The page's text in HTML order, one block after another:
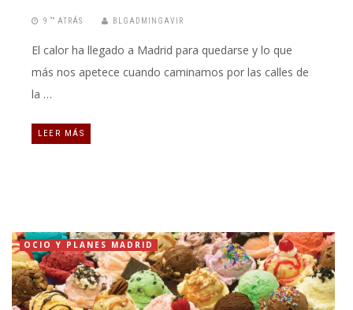
9 “” ATRÁS BLGADMINGAVIR
El calor ha llegado a Madrid para quedarse y lo que
más nos apetece cuando caminamos por las calles de
la …
LEER MÁS
OCIO Y PLANES MADRID